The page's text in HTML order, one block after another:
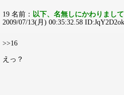
19 名前： 以下、名無しにかわりまし
2009/07/13(月) 00:35:32.58
>>16
えっ？